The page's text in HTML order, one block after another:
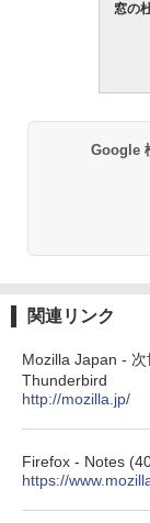
窓の
Google
関連リンク
Mozilla Japan -
Thunderbird
http://mozilla.jp/
Firefox - Notes
https://